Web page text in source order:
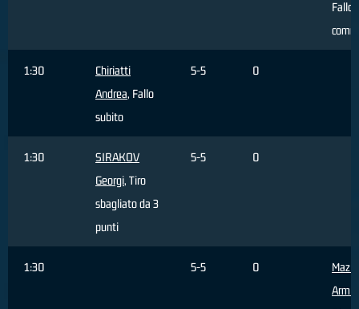
Fallo
1:30
Chiriatti
Andrea, Fallo
subito
5-5 0
1:30
SIRAKOV
Georgi, Tiro
sbagliato da 3
punti
5-5 0
1:30 5-5 0
Mazic
Armin